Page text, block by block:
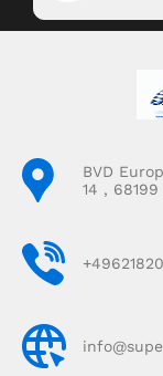
BVD
14 ,